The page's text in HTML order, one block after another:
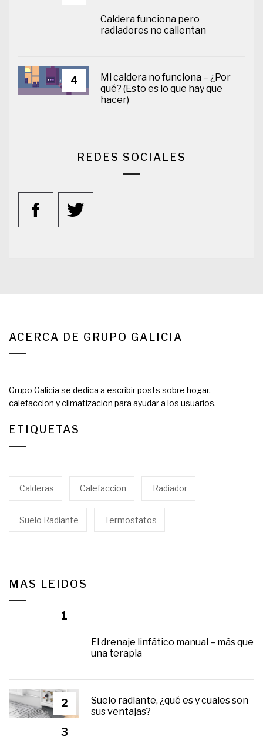
Caldera funciona pero
radiadores no calientan
4
Mi caldera no funciona – ¿Por
qué? (Esto es lo que hay que
hacer)
REDES SOCIALES
ACERCA DE GRUPO GALICIA
Grupo Galicia se dedica a escribir posts sobre hogar,
calefaccion y climatizacion para ayudar a los usuarios.
ETIQUETAS
Calderas Calefaccion Radiador
Suelo Radiante Termostatos
MAS LEIDOS
1
El drenaje linfático manual – más que
una terapia
2
Suelo radiante, ¿qué es y cuales son
sus ventajas?
3